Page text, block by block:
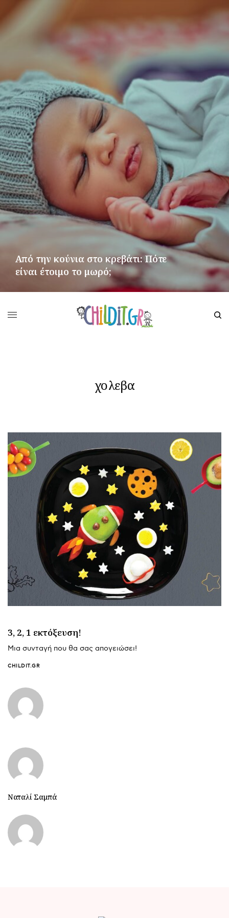
Από την κούνια στο κρεβάτι: Πότε
είναι έτοιμο το μωρό;
χολεβα
3, 2, 1 εκτόξευση!
Μια συνταγή που θα σας απογειώσει!
CHILDIT.GR
Ναταλί Σαμπά